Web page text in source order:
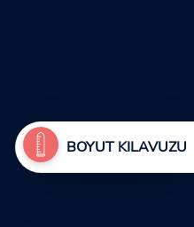
BOYUT KILAVUZU